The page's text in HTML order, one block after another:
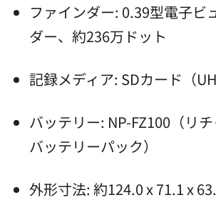
ファインダー: 0.39型電子ビ
ダー、約236万ドット
記録メディア: SDカード（
バッテリー: NP-FZ100（リ
バッテリーパック）
外形寸法: 約124.0 x 71.1 x